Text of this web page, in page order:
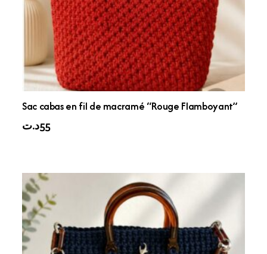
Sac cabas en fil de macramé “Rouge Flamboyant”
55د.ت